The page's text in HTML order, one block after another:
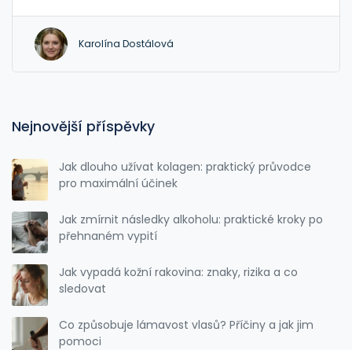
Karolína Dostálová
Nejnovější příspěvky
Jak dlouho užívat kolagen: praktický průvodce
pro maximální účinek
Jak zmírnit následky alkoholu: praktické kroky po
přehnaném vypití
Jak vypadá kožní rakovina: znaky, rizika a co
sledovat
Co způsobuje lámavost vlasů? Příčiny a jak jim
pomoci